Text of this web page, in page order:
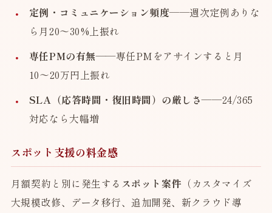
定例・コミュニケーション頻度——週次定例ありな
ら月20〜30%上振れ
専任PMの有無——専任PMをアサインすると月
10〜20万円上振れ
SLA（応答時間・復旧時間）の厳しさ——24/365
対応なら大幅増
スポット支援の料金感
月額契約と別に発生する スポット案件 （カスタマイズ
大規模改修、データ移行、追加開発、新クラウド導